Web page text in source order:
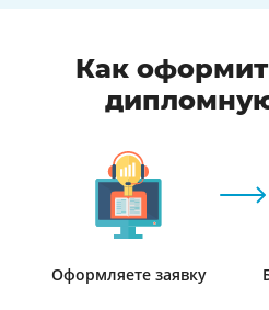
Как
Оформляете заявку